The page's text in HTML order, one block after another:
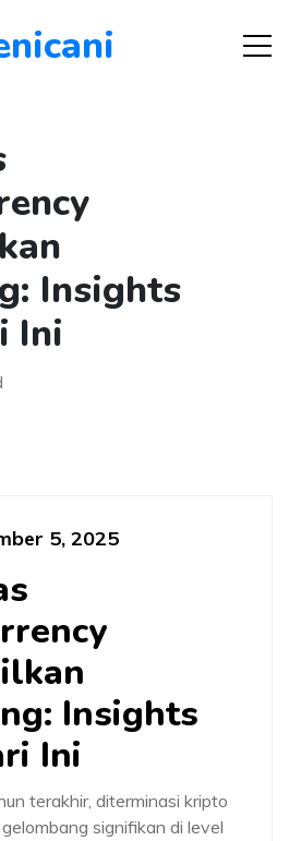
Insights
Ini
5, 2025
Insights
Ini
terakhir, diterminasi kripto
signifikan di level